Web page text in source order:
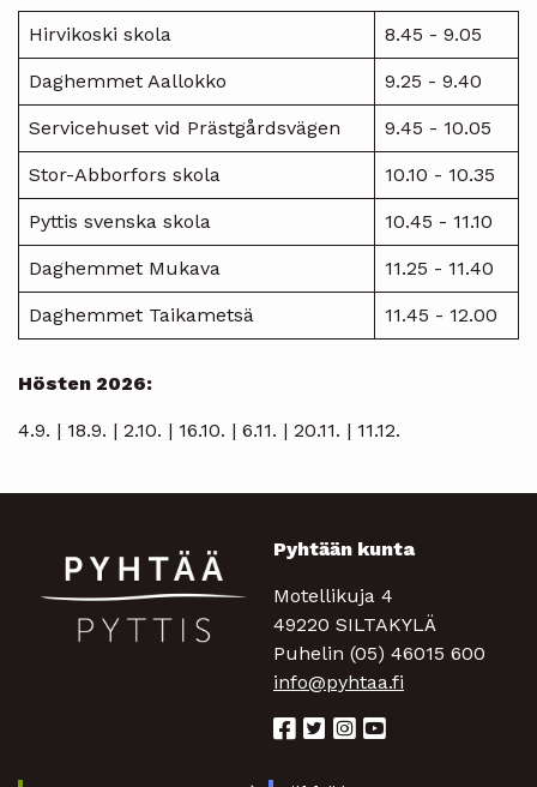
Hirvikoski skola 8.45 - 9.05
Daghemmet Aallokko 9.25 - 9.40
Servicehuset vid Prästgårdsvägen 9.45 - 10.05
Stor-Abborfors skola 10.10 - 10.35
Pyttis svenska skola 10.45 - 11.10
Daghemmet Mukava 11.25 - 11.40
Daghemmet Taikametsä 11.45 - 12.00
Hösten 2026:
4.9. | 18.9. | 2.10. | 16.10. | 6.11. | 20.11. | 11.12.
Pyhtään kunta
Motellikuja 4
49220 SILTAKYLÄ
Puhelin (05) 46015 600
info@pyhtaa.fi